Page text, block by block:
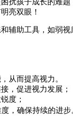
亮双眼！
辅助工具，如弱
从而提高视力。
，促进视力发展；
度；
，确保持续的进步